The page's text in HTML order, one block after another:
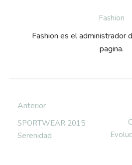
Fashion
Fashion es el administrador
pagina.
Anterior
SPORTWEAR 2015:
Serenidad